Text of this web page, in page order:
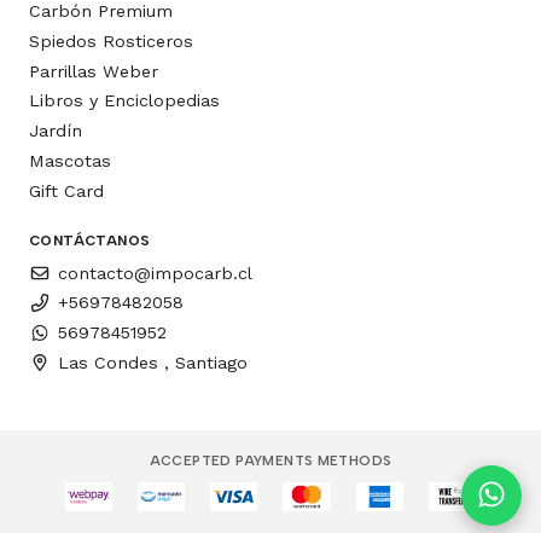
Carbón Premium
Spiedos Rosticeros
Parrillas Weber
Libros y Enciclopedias
Jardín
Mascotas
Gift Card
CONTÁCTANOS
contacto@impocarb.cl
+56978482058
56978451952
Las Condes , Santiago
ACCEPTED PAYMENTS METHODS